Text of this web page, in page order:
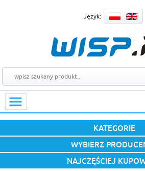
Język:
KATEGORIE
WYBIERZ
NAJCZĘŚCIEJ